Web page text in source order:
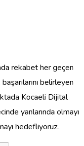
rekabet her geçen
belirleyen
Kocaeli Dijital
yanlarında olmayı
hedefliyoruz.